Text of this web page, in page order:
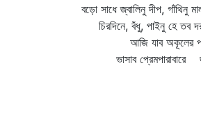
বড়ো সাধে জ্বালিনু দীপ, গাঁথিনু
চিরদিনে, বঁধু, পাইনু হে তব
আজি যাব অকূলের
ভাসাব প্রেমপারাবারে